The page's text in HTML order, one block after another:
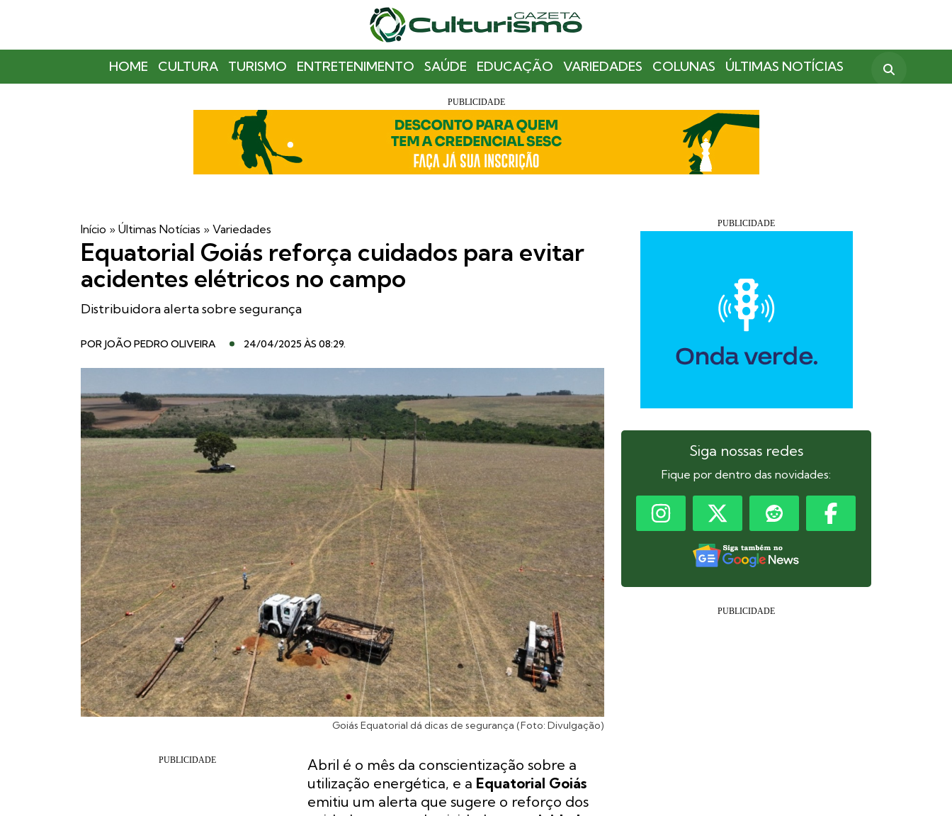
HOME CULTURA TURISMO ENTRETENIMENTO SAÚDE EDUCAÇÃO VARIEDADES COLUNAS ÚLTIMAS NOTÍCIAS
Início » Últimas Notícias » Variedades
Equatorial Goiás reforça cuidados para evitar
acidentes elétricos no campo
Distribuidora alerta sobre segurança
POR JOÃO PEDRO OLIVEIRA 24/04/2025 ÀS 08:29.
Goiás Equatorial dá dicas de segurança (Foto: Divulgação)
Abril é o mês da conscientização sobre a
utilização energética, e a Equatorial Goiás
emitiu um alerta que sugere o reforço dos
Siga nossas redes
Fique por dentro das novidades: